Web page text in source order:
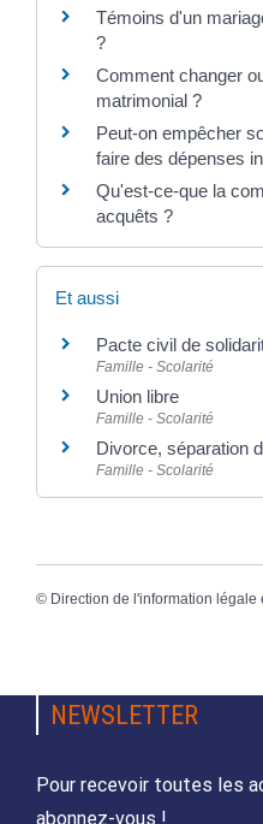
Témoins d'un
?
Comment changer
matrimonial ?
Peut-on empêcher
faire des dépenses
Qu'est-ce-que la
acquêts ?
Et aussi
Pacte civil de
Famille - Scolarité
Union libre
Famille - Scolarité
Divorce, séparation
Famille - Scolarité
© Direction de l'information légale
NEWSLETTER
Pour recevoir toutes les
abonnez-vous !